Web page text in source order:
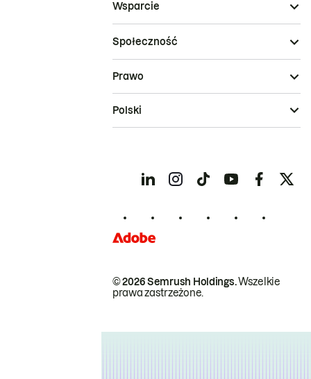
Wsparcie
Społeczność
© 2026 Semrush Holdings.Wszelkie
prawa zastrzeżone.
Prawo
Polski